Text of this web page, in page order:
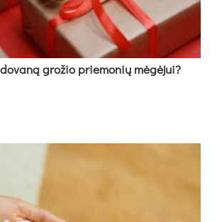
grožio priemonių mėgėjui?